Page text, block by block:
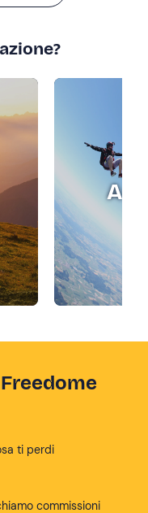
ti perdi
commissioni